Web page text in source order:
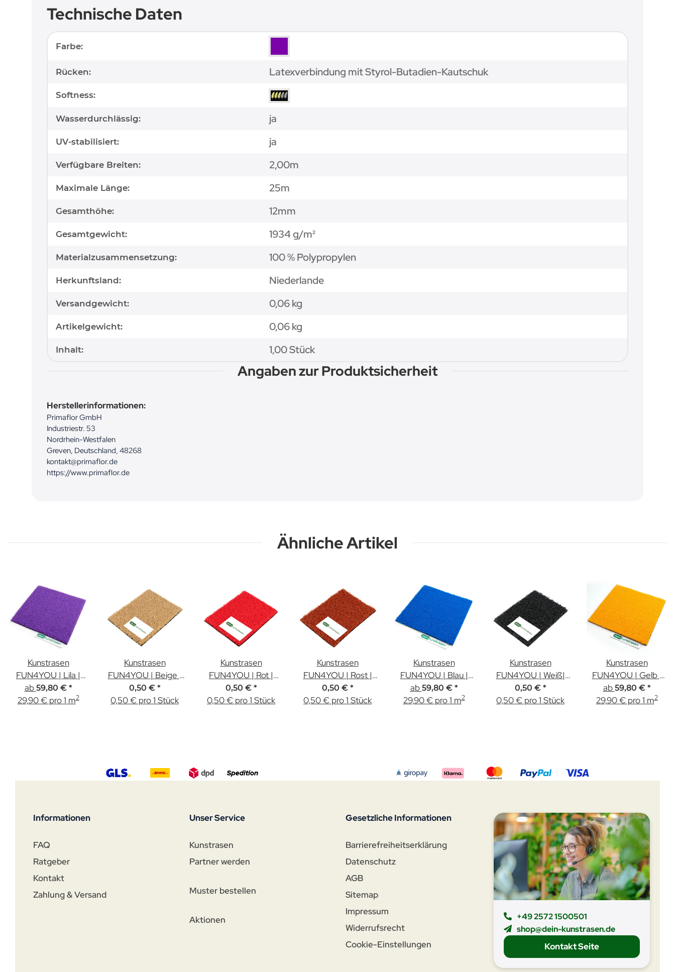
Technische Daten
Produkteigenschaft
Wert
Farbe:
Rücken: Latexverbindung mit Styrol-Butadien-Kautschuk
Softness:
Wasserdurchlässig: ja
UV-stabilisiert: ja
Verfügbare Breiten: 2,00m
Maximale Länge: 25m
Gesamthöhe: 12mm
Gesamtgewicht: 1934 g/m²
Materialzusammensetzung: 100 % Polypropylen
Herkunftsland: Niederlande
Versandgewicht: 0,06 kg
Artikelgewicht: 0,06kg
Inhalt: 1,00 Stück
Angaben zur Produktsicherheit
Herstellerinformationen:
Primaflor GmbH
Industriestr. 53
Nordrhein-Westfalen
Greven, Deutschland, 48268
kontakt@primaflor.de
https://www.primaflor.de
Ähnliche Artikel
Kunstrasen
FUN4YOU | Lila |
12mm Höhe
ab 59,80 € *
29,90 € pro 1 m2
Kunstrasen
FUN4YOU | Beige |
12mm | Muster
0,50 € *
0,50 € pro 1 Stück
Kunstrasen
FUN4YOU | Rot |
12mm | Muster
0,50 € *
0,50 € pro 1 Stück
Kunstrasen
FUN4YOU | Rost |
12mm | Muster
0,50 € *
0,50 € pro 1 Stück
Kunstrasen
FUN4YOU | Blau |
12mm Höhe
ab 59,80 € *
29,90 € pro 1 m2
Kunstrasen
FUN4YOU | Weiß|
12mm | Muster
0,50 € *
0,50 € pro 1 Stück
Kunstrasen
FUN4YOU | Gelb |
12mm Höhe
ab 59,80 € *
29,90 € pro 1 m2
Informationen
FAQ
Ratgeber
Kontakt
Zahlung & Versand
Unser Service
Kunstrasen
Partner werden
Muster bestellen
Aktionen
Gesetzliche Informationen
Barrierefreiheitserklärung
Datenschutz
AGB
Sitemap
Impressum
Widerrufsrecht
Cookie-Einstellungen
+49 2572 1500501
shop@dein-kunstrasen.de
Kontakt Seite